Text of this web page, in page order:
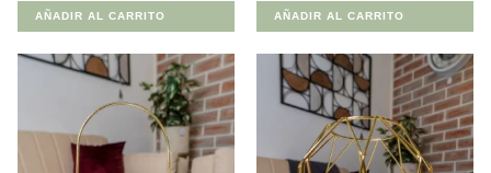
AÑADIR AL CARRITO AÑADIR AL CARRITO